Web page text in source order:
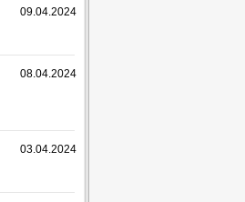
09.04.2024
08.04.2024
03.04.2024